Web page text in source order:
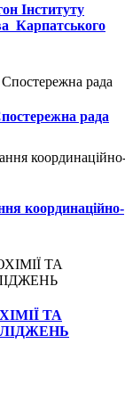
Інституту
Карпатського
рада
координаційно-
ТА